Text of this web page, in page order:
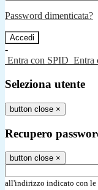
Password dimenticata?
-
Entra con SPID Entra
Seleziona utente
button close ×
Recupero
button close ×
all'indirizzo indicato con le